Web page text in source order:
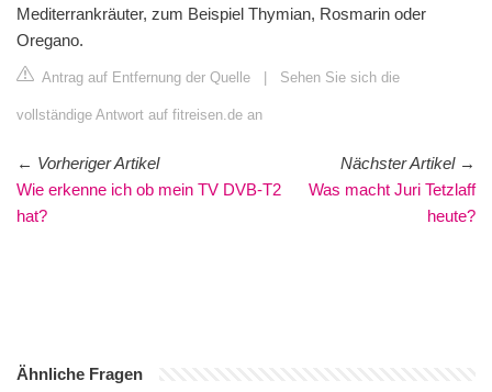
Mediterrankräuter, zum Beispiel Thymian, Rosmarin oder
Oregano.
Antrag auf Entfernung der Quelle Sehen Sie sich die
vollständige Antwort auf fitreisen.de an
← Vorheriger Artikel
Wie erkenne ich ob mein TV DVB-T2
hat?
Nächster Artikel→
Was macht Juri Tetzlaff
heute?
Ähnliche Fragen